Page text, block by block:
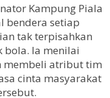
Kampung Piala
bendera setiap
tak terpisahkan
bola. Ia menilai
membeli atribut tim
cinta masyarakat